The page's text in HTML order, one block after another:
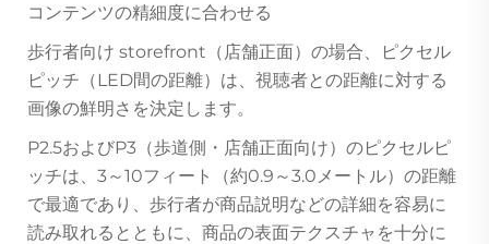
コンテンツの精細度に合わせる
歩行者向け storefront（店舗正面）の場合、ピクセル
ピッチ（LED間の距離）は、視聴者との距離に対する
画像の鮮明さを決定します。
P2.5およびP3（歩道側・店舗正面向け）のピクセルピ
ッチは、3～10フィート（約0.9～3.0メートル）の距離
で最適であり、歩行者が商品説明などの詳細を容易に
読み取れるとともに、商品の表面テクスチャを十分に